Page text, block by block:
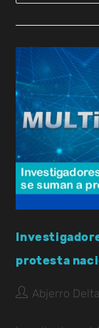
protesta
Abjerro Delta